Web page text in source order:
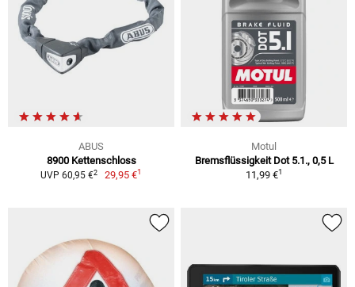
ABUS
8900 Kettenschloss
UVP 60,95 €2 29,95 €1
Motul
Bremsflüssigkeit Dot 5.1., 0,5 L
11,99 €1